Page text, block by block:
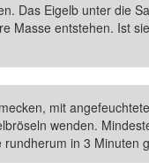
Das Eigelb unter die
Masse entstehen. Ist
mit
wenden.
in 3 Minuten